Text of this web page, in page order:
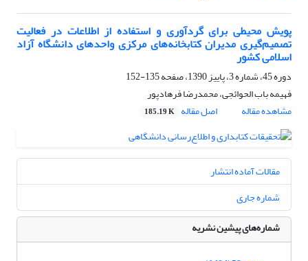
پویش محیطی برای گردآوری و استفاده از اطلاعات در فعالیت
تصمیم‌گیری مدیران کتابخانه‌های مرکزی واحدهای دانشگاه آزاد
اسلامی کشور
دوره 45، شماره 3، پاییز 1390، صفحه
135-152
فهیمه باب الحوائجی، محمدرضا فرهادپور
مشاهده مقاله
اصل مقاله 185.19 K
مقالات آماده انتشار
شماره جاری
شماره‌های پیشین نشریه